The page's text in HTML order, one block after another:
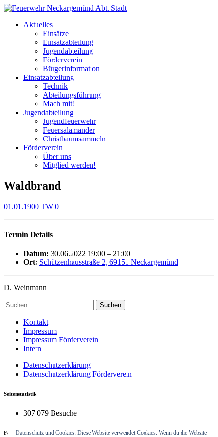
Aktuelles
Einsätze
Einsatzabteilung
Jugendabteilung
Förderverein
Bürgerinformation
Einsatzabteilung
Technik
Abteilungsführung
Mach mit!
Jugendabteilung
Jugendfeuerwehr
Feuersalamander
Christbaumsammeln
Förderverein
Über uns
Mitglied werden!
Waldbrand
01.01.1900 TW 0
Termin Details
Datum: 30.06.2022 19:00 – 21:00
Ort: Schützenhausstraße 2, 69151 Neckargemünd
D. Weinmann
Suchen
nach:
Kontakt
Impressum
Impressum Förderverein
Intern
Datenschutzerklärung
Datenschutzerklärung Förderverein
Seitenstatistik
307.079 Besuche
Feuerwehrhaus Neckargemünd
Datenschutz und Cookies: Diese Website verwendet Cookies. Wenn du die Website